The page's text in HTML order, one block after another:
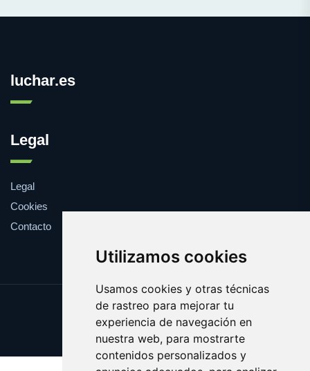
Utilizamos cookies
Usamos cookies y otras técnicas
de rastreo para mejorar tu
experiencia de navegación en
nuestra web, para mostrarte
contenidos personalizados y
luchar.es
Legal
Legal
Cookies
Contacto
Update cookies preferences
Copyright © 2025 luchar.es